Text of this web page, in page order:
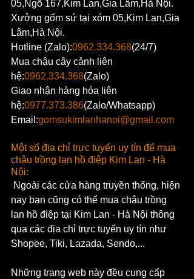
05,Ngõ 167,Kim Lan,Gia Lâm,Hà Nội.
Xưởng gốm sứ tại xóm 05,Kim Lan,Gia
Lâm,Hà Nội.
Hotline (Zalo):0962.334.368(24/7)
Mua chậu cây cảnh liên
hệ:0962.334.368(Zalo)
Giao nhận hàng hóa liên
hệ:0977.373.386(Zalo/Whatsapp)
Email:gomsukimlanhanoi@gmail.com
Một số địa chỉ trực tuyến uy tín để mua
chậu trồng lan hồ điệp Kim Lan - Hà
Nội:
nay bạn cũng có thể mua chậu trồng
lan hồ điệp tại Kim Lan - Hà Nội thông
qua các địa chỉ trực tuyến uy tín như
Shopee, Tiki, Lazada, Sendo,...
Những trang web này đều cung cấp